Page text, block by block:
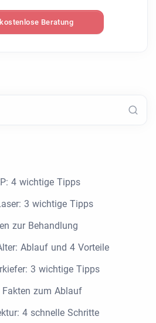
Beratung
4 wichtige Tipps
3 wichtige Tipps
zur Behandlung
Ablauf und 4 Vorteile
3 wichtige Tipps
zum Ablauf
4 schnelle Schritte